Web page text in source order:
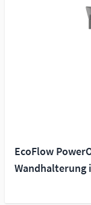
EcoFlow
Wandhalterung